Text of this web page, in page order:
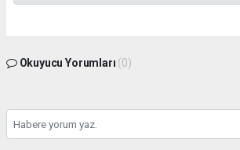
Okuyucu Yorumları (0)